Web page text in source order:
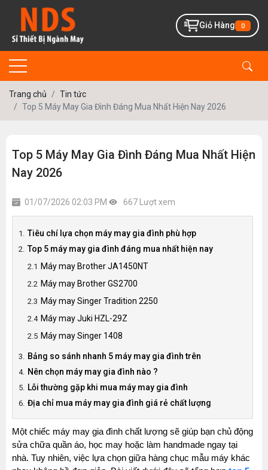
Giỏ Hàng 0
Trang chủ
Tin tức
Top 5 Máy May Gia Đình Đáng Mua Nhất Hiện Nay 2026
Top 5 Máy May Gia Đình Đáng Mua Nhất Hiện
Nay 2026
01/07/2026 02:03 PM 667 Lượt xem
Tiêu chí lựa chọn máy may gia đình phù hợp
Top 5 máy may gia đình đáng mua nhất hiện nay
Máy may Brother JA1450NT
Máy may Brother GS2700
Máy may Singer Tradition 2250
Máy may Juki HZL-29Z
Máy may Singer 1408
Bảng so sánh nhanh 5 máy may gia đình trên
Nên chọn máy may gia đình nào ?
Lỗi thường gặp khi mua máy may gia đình
Địa chỉ mua máy may gia đình giá rẻ chất lượng
Một chiếc máy may gia đình chất lượng sẽ giúp bạn chủ động
sửa chữa quần áo, học may hoặc làm handmade ngay tại
nhà. Tuy nhiên, việc lựa chọn giữa hàng chục mẫu máy khác